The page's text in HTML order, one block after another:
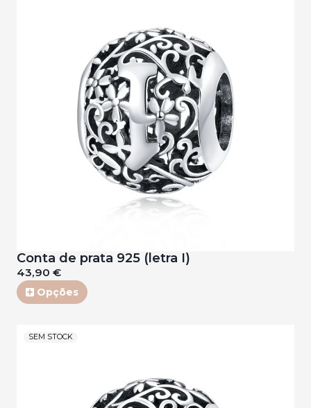
Conta de prata 925 (letra I)
43,90 €
Opções
SEM STOCK